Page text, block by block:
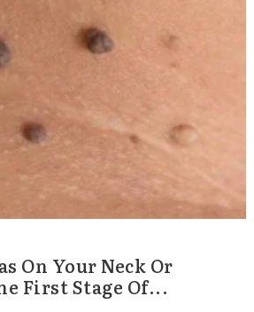
On Your Neck Or
First Stage Of...